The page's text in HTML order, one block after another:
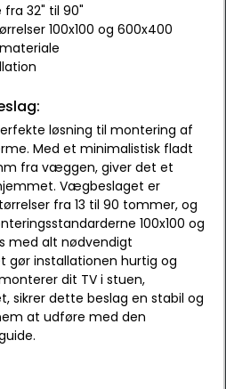
32" til 90"
100x100 og 600x400
løsning til montering af
Med et minimalistisk fladt
fra væggen, giver det et
Vægbeslaget er
fra 13 til 90 tommer, og
100x100 og
med alt nødvendigt
gør installationen hurtig og
dit TV i stuen,
sikrer dette beslag en stabil og
at udføre med den